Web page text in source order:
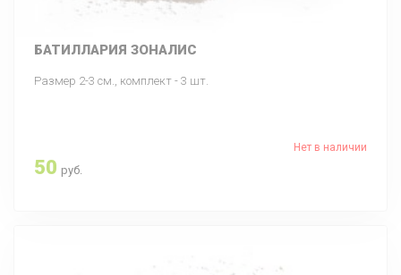
БАТИЛЛАРИЯ ЗОНАЛИС
Размер 2-3 см., комплект - 3 шт.
50 руб.
Нет в наличии